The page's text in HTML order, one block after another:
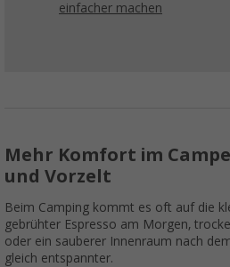
einfacher machen
Mehr Komfort im
und Vorzelt
Beim Camping kommt es oft auf die
gebrühter Espresso am Morgen,
oder ein sauberer Innenraum nach
gleich entspannter.